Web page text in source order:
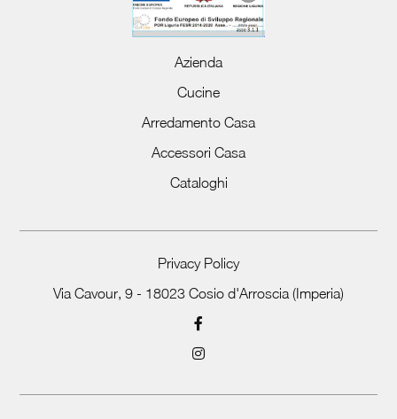
Azienda
Cucine
Arredamento Casa
Accessori Casa
Cataloghi
Privacy Policy
Via Cavour, 9 - 18023 Cosio d'Arroscia (Imperia)